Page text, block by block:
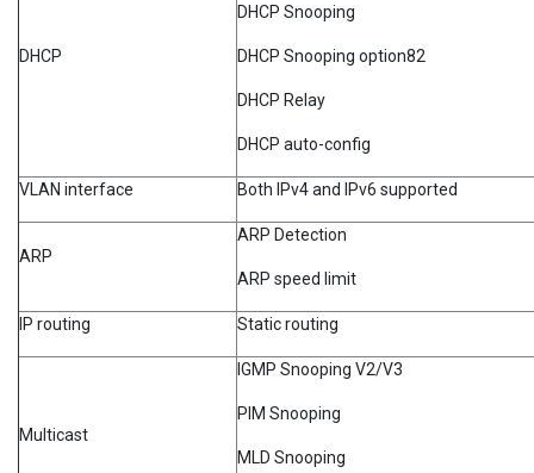
DHCP
DHCP Snooping
DHCP Snooping option82
DHCP Relay
DHCP auto-config
VLAN interface Both IPv4 and IPv6 supported
ARP
ARP Detection
ARP speed limit
IP routing Static routing
Multicast
IGMP Snooping V2/V3
PIM Snooping
MLD Snooping